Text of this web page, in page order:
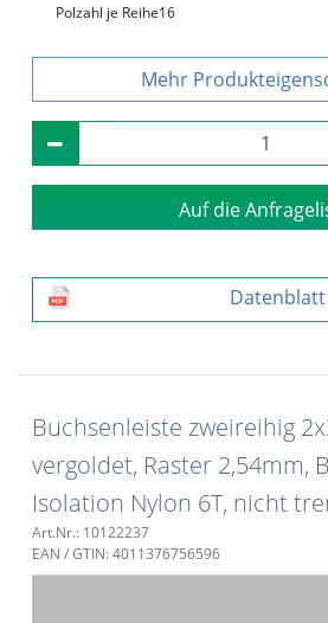
Polzahl je Reihe16
Auf die
Datenblatt
Buchsenleiste zweireihig
vergoldet, Raster 2,54mm,
Isolation Nylon 6T, nicht
Art.Nr.: 10122237
EAN / GTIN: 4011376756596